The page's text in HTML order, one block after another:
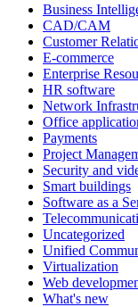
Business
CAD/CAM
Customer
E-commerce
Enterprise
HR software
Network
Office
Payments
Project
Security and
Smart buildings
Software as a
Uncategorized
Unified
Virtualization
Web
What's new